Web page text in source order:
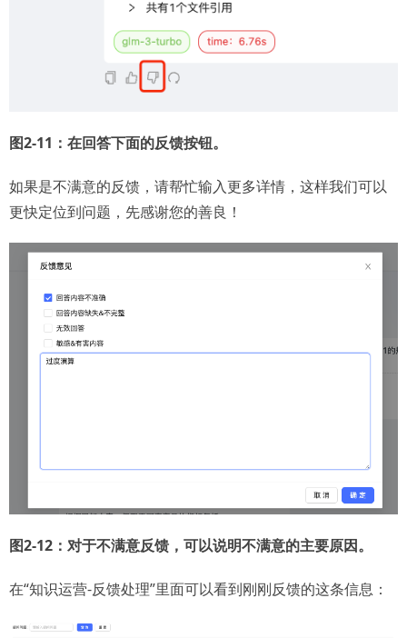
图2-11：在回答下面的反馈按钮。
如果是不满意的反馈，请帮忙输入更多详情，这样我们可以
更快定位到问题，先感谢您的善良！
图2-12：对于不满意反馈，可以说明不满意的主要原因。
在“知识运营-反馈处理”里面可以看到刚刚反馈的这条信息：